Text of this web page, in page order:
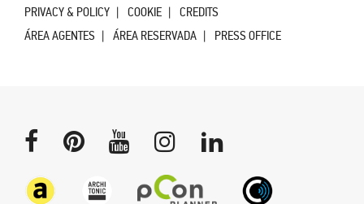
PRIVACY & POLICY COOKIE
CREDITS
ÁREA AGENTES
ÁREA RESERVADA PRESS OFFICE